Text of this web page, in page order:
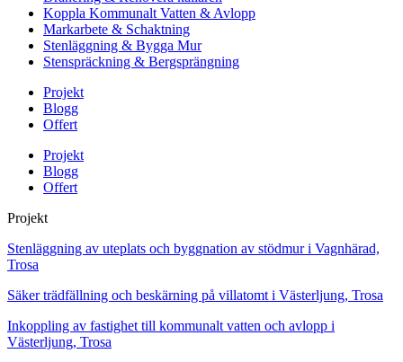
Koppla Kommunalt Vatten & Avlopp
Markarbete & Schaktning
Stenläggning & Bygga Mur
Stenspräckning & Bergsprängning
Projekt
Blogg
Offert
Projekt
Blogg
Offert
Projekt
Stenläggning av uteplats och byggnation av stödmur i Vagnhärad,
Trosa
Säker trädfällning och beskärning på villatomt i Västerljung, Trosa
Inkoppling av fastighet till kommunalt vatten och avlopp i
Västerljung, Trosa